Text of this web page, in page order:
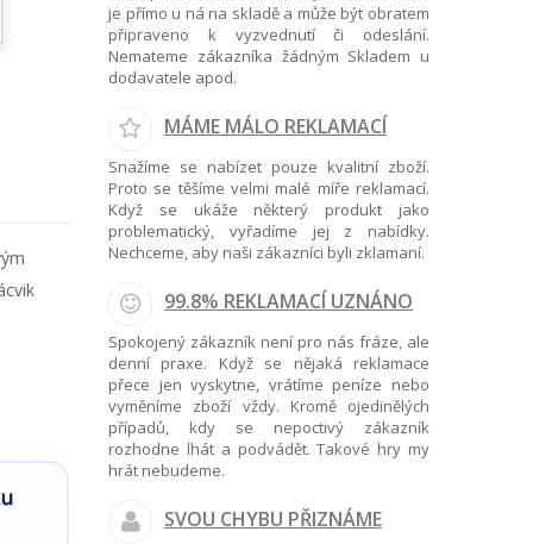
je přímo u ná na skladě a může být obratem
připraveno k vyzvednutí či odeslání.
Nemateme zákazníka žádným Skladem u
dodavatele apod.
MÁME MÁLO REKLAMACÍ
Snažíme se nabízet pouze kvalitní zboží.
Proto se těšíme velmi malé míře reklamací.
Když se ukáže některý produkt jako
problematický, vyřadíme jej z nabídky.
Nechceme, aby naši zákazníci byli zklamaní.
99.8% REKLAMACÍ UZNÁNO
Spokojený zákazník není pro nás fráze, ale
denní praxe. Když se nějaká reklamace
přece jen vyskytne, vrátíme peníze nebo
vyměníme zboží vždy. Kromě ojedinělých
případů, kdy se nepoctivý zákazník
rozhodne lhát a podvádět. Takové hry my
hrát nebudeme.
SVOU CHYBU PŘIZNÁME